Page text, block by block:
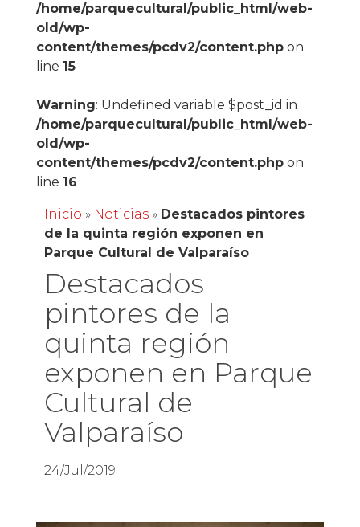
/home/parquecultural/public_html/web-
old/wp-
content/themes/pcdv2/content.phpon
line 15
Warning: Undefined variable $post_id in
/home/parquecultural/public_html/web-
old/wp-
content/themes/pcdv2/content.phpon
line 16
Inicio » Noticias» Destacados pintores
de la quinta región exponen en
Parque Cultural de Valparaíso
Destacados
pintores de la
quinta región
exponen en Parque
Cultural de
Valparaíso
24/Jul/2019